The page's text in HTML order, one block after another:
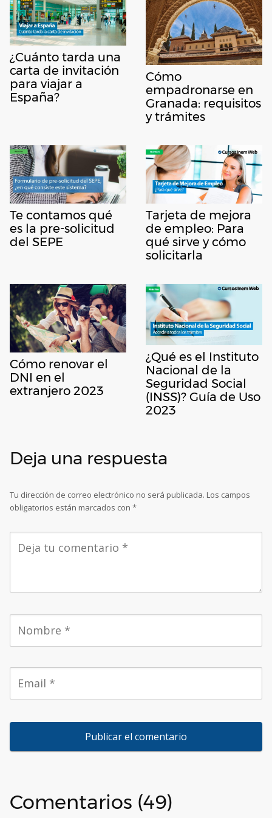
¿Cuánto tarda una
carta de invitación
para viajar a
España?
Cómo
empadronarse en
Granada: requisitos
y trámites
Te contamos qué
es la pre-solicitud
del SEPE
Tarjeta de mejora
de empleo: Para
qué sirve y cómo
solicitarla
Cómo renovar el
DNI en el
extranjero 2023
¿Qué es el Instituto
Nacional de la
Seguridad Social
(INSS)? Guía de Uso
2023
Deja una respuesta
Tu dirección de correo electrónico no será publicada. Los campos
obligatorios están marcados con *
Comentarios (49)